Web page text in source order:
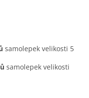
samolepek velikosti 5
samolepek velikosti